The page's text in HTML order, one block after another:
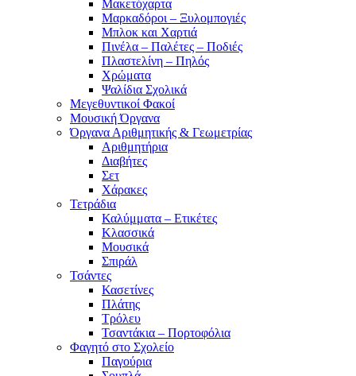
Μακετόχαρτα
Μαρκαδόροι – Ξυλομπογιές
Μπλοκ και Χαρτιά
Πινέλα – Παλέτες – Ποδιές
Πλαστελίνη – Πηλός
Χρώματα
Ψαλίδια Σχολικά
Μεγεθυντικοί Φακοί
Μουσική Όργανα
Όργανα Αριθμητικής & Γεωμετρίας
Αριθμητήρια
Διαβήτες
Σετ
Χάρακες
Τετράδια
Καλύμματα – Ετικέτες
Κλασσικά
Μουσικά
Σπιράλ
Τσάντες
Κασετίνες
Πλάτης
Τρόλευ
Τσαντάκια – Πορτοφόλια
Φαγητό στο Σχολείο
Παγούρια